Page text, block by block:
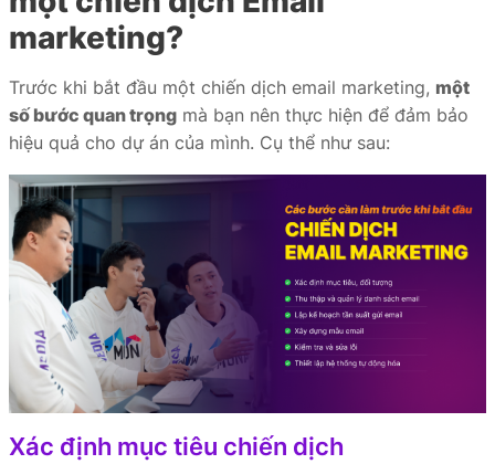
marketing?
Trước khi bắt đầu một chiến dịch email marketing, một
số bước quan trọng mà bạn nên thực hiện để đảm bảo
hiệu quả cho dự án của mình. Cụ thể như sau:
Xác định mục tiêu chiến dịch